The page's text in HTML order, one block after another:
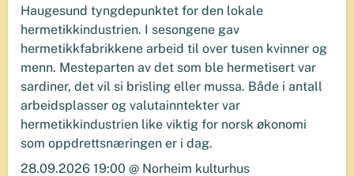
Haugesund tyngdepunktet for den lokale
hermetikkindustrien. I sesongene gav
hermetikkfabrikkene arbeid til over tusen kvinner og
menn. Mesteparten av det som ble hermetisert var
sardiner, det vil si brisling eller mussa. Både i antall
arbeidsplasser og valutainntekter var
hermetikkindustrien like viktig for norsk økonomi
som oppdrettsnæringen er i dag.
28.09.2026 19:00 @ Norheim kulturhus